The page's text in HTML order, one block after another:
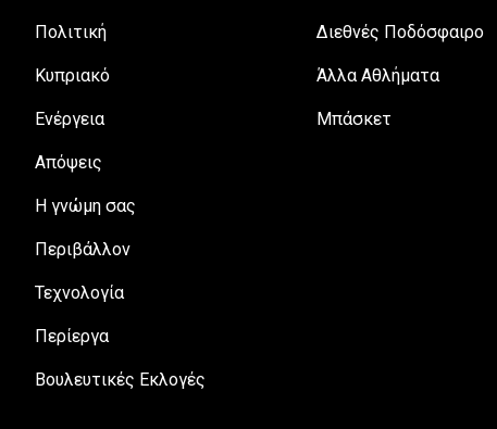
Πολιτική
Κυπριακό
Ενέργεια
Απόψεις
H γνώμη σας
Περιβάλλον
Τεχνολογία
Περίεργα
Βουλευτικές Εκλογές
Διεθνές Ποδόσφαιρο
Άλλα Αθλήματα
Μπάσκετ